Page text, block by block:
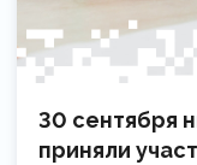
30 сентября
приняли